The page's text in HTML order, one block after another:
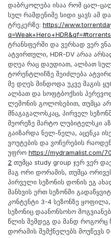
დაბრკოლება ისაა რომ ცალ-
სულ რამდენიმე სიდი ყავს ამ
ტრეკერზე: https://
q=Weak+Hero+HDR&qf=#torrents
ტრანსფერში და ვერსად ვერ
ატვირთული, HDR-DV არაა
დღეა რაც დაუდიათ, ალბათ
ტორენტლიჩზე შეიძლება
მე დღეს მინდოდა უკვე მაგის
ალბათ და სოფტბოქსის
ლემონის გოლოსებით, თუმცა
მნაგაგალოსკაც, პირველ
მეორეზე მარტო ლუბიტელსკი
გაიზარდა ნელ-ნელა, აცენკა
ვოუტების და ვოჩერების
უფრო https://mydramalist.com/
2 თუმცა study group ჯერ ვერ
მაგ ორი დორამის, თუმცა
პირველი სეზონის დონის ეგ
მანხვის ერთ სეზონში
კონტენტი 3-4 სეზონზე ყოფილა,
სეზონიც დაანონსოსო
წლის შემდეგ და მანდ როგორც
დორამის შემქნელებს მოუწევს